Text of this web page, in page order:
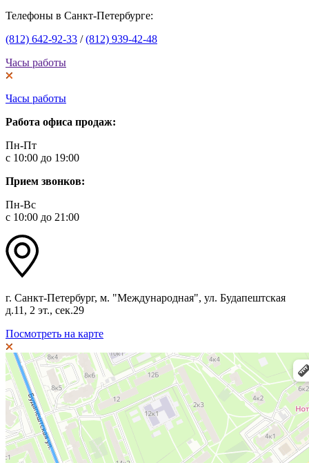
Телефоны в Санкт-Петербурге:
(812) 642-92-33 /(812) 939-42-48
Часы работы
Часы работы
Работа офиса продаж:
Пн-Пт
с 10:00 до 19:00
Прием звонков:
Пн-Вс
с 10:00 до 21:00
г. Санкт-Петербург, м. "Международная", ул. Будапештская
д.11, 2 эт., сек.29
Посмотреть на карте